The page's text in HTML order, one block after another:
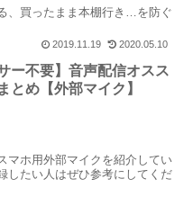
、買ったまま本棚行き…を防ぐ
2019.11.19 2020.05.10
ー不要】音声配信オスス
とめ【外部マイク】
マホ用外部マイクを紹介してい
したい人はぜひ参考にしてくだ